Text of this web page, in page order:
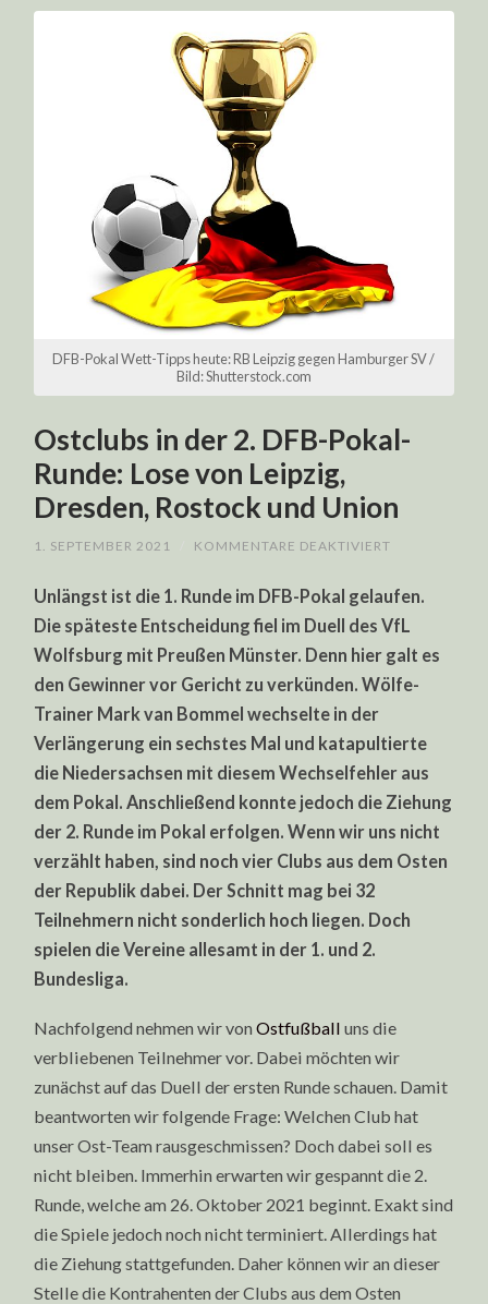
DFB-Pokal Wett-Tipps heute: RB Leipzig gegen Hamburger SV /
Bild: Shutterstock.com
Ostclubs in der 2. DFB-Pokal-
Runde: Lose von Leipzig,
Dresden, Rostock und Union
1. SEPTEMBER 2021 KOMMENTARE DEAKTIVIERT
DER
DFB-
RUNDE:
LOSE
VON
ROSTOCK
UNION
Unlängst ist die 1. Runde im DFB-Pokal gelaufen.
Die späteste Entscheidung fiel im Duell des VfL
Wolfsburg mit Preußen Münster. Denn hier galt es
den Gewinner vor Gericht zu verkünden. Wölfe-
Trainer Mark van Bommel wechselte in der
Verlängerung ein sechstes Mal und katapultierte
die Niedersachsen mit diesem Wechselfehler aus
dem Pokal. Anschließend konnte jedoch die Ziehung
der 2. Runde im Pokal erfolgen. Wenn wir uns nicht
verzählt haben, sind noch vier Clubs aus dem Osten
der Republik dabei. Der Schnitt mag bei 32
Teilnehmern nicht sonderlich hoch liegen. Doch
spielen die Vereine allesamt in der 1. und 2.
Bundesliga.
Nachfolgend nehmen wir vonOstfußball uns die
verbliebenen Teilnehmer vor. Dabei möchten wir
zunächst auf das Duell der ersten Runde schauen. Damit
beantworten wir folgende Frage: Welchen Club hat
unser Ost-Team rausgeschmissen? Doch dabei soll es
nicht bleiben. Immerhin erwarten wir gespannt die 2.
Runde, welche am 26. Oktober 2021 beginnt. Exakt sind
die Spiele jedoch noch nicht terminiert. Allerdings hat
die Ziehung stattgefunden. Daher können wir an dieser
Stelle die Kontrahenten der Clubs aus dem Osten